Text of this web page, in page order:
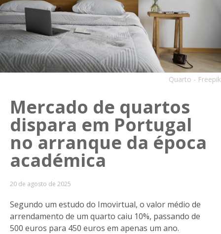
Quarto - Freepik
Mercado de quartos
dispara em Portugal
no arranque da época
académica
20 de agosto de 2025
Segundo um estudo do Imovirtual, o valor médio de
arrendamento de um quarto caiu 10%, passando de
500 euros para 450 euros em apenas um ano.